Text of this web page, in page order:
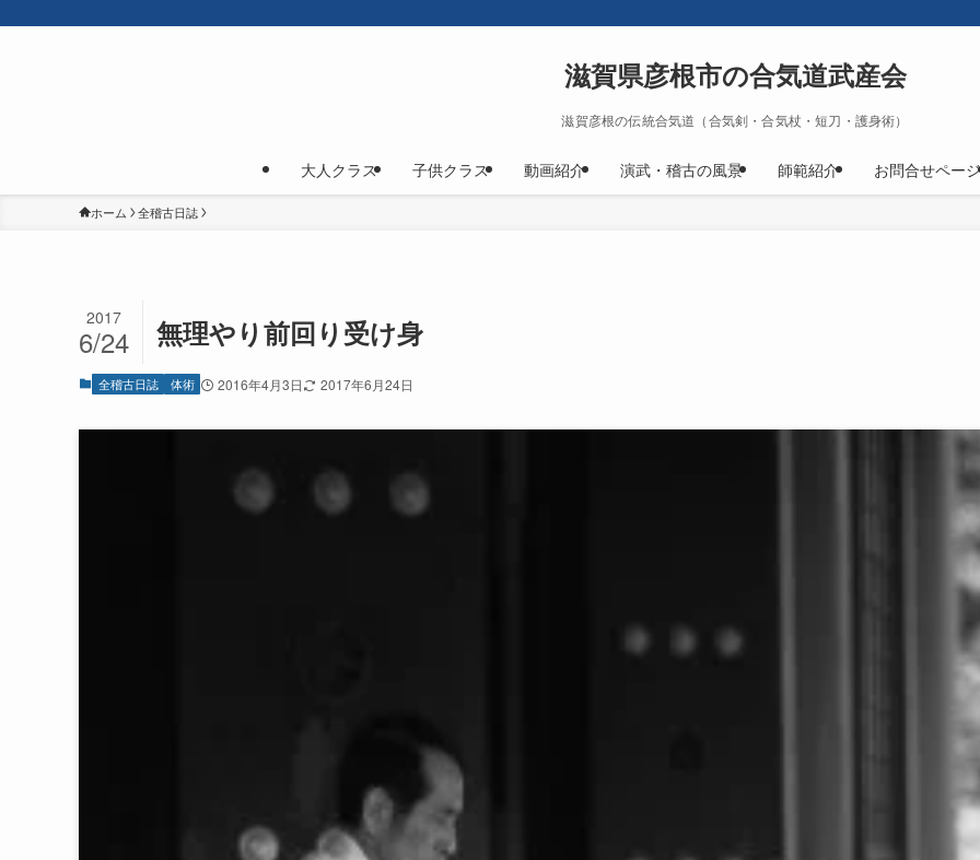
滋賀県彦根市の合気道武産会
滋賀彦根の伝統合気道（合気剣・合気杖・短刀・護身術）
大人クラス 子供クラス 動画紹介 演武・稽古の風景 師範紹介 お問合せページ
ホーム 全稽古日誌
無理やり前回り受け身
2017
6/24
全稽古日誌 体術 2016年4月3日 2017年6月24日